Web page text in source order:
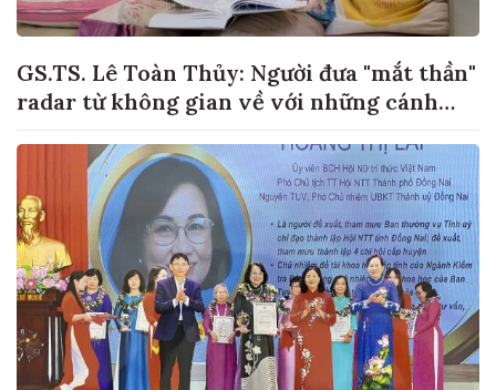
GS.TS. Lê Toàn Thủy: Người đưa "mắt thần"
radar từ không gian về với những cánh